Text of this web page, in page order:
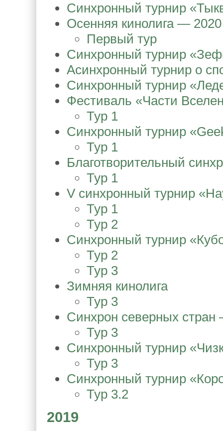
Синхронный турнир
Осенняя кинолига — 2020
Первый тур
Синхронный турнир
Асинхронный турнир о
Синхронный турнир
Фестиваль «Части
Тур 1
Синхронный турнир
Тур 1
Благотворительный
Тур 1
V синхронный турнир
Тур 1
Тур 2
Синхронный турнир
Тур 2
Тур 3
Зимняя кинолига
Тур 3
Синхрон северных стран
Тур 3
Синхронный турнир
Тур 3
Синхронный турнир
Тур 3.2
2019